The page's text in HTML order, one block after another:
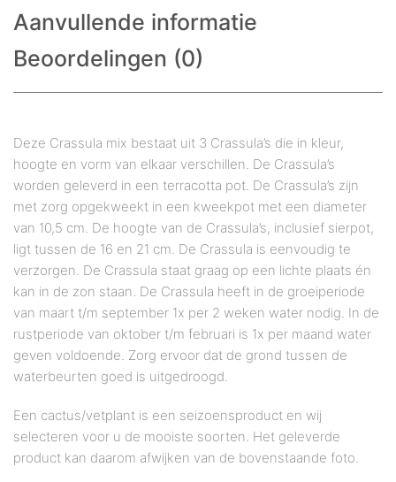
Aanvullende informatie
Beoordelingen (0)
Deze Crassula mix bestaat uit 3 Crassula’s die in kleur,
hoogte en vorm van elkaar verschillen. De Crassula’s
worden geleverd in een terracotta pot. De Crassula’s zijn
met zorg opgekweekt in een kweekpot met een diameter
van 10,5 cm. De hoogte van de Crassula’s, inclusief sierpot,
ligt tussen de 16 en 21 cm. De Crassula is eenvoudig te
verzorgen. De Crassula staat graag op een lichte plaats én
kan in de zon staan. De Crassula heeft in de groeiperiode
van maart t/m september 1x per 2 weken water nodig. In de
rustperiode van oktober t/m februari is 1x per maand water
geven voldoende. Zorg ervoor dat de grond tussen de
waterbeurten goed is uitgedroogd.
Een cactus/vetplant is een seizoensproduct en wij
selecteren voor u de mooiste soorten. Het geleverde
product kan daarom afwijken van de bovenstaande foto.